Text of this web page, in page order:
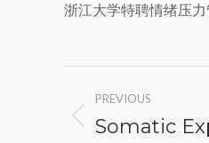
浙江大学特聘情绪压
Post
PREVIOUS
Previous
Somatic